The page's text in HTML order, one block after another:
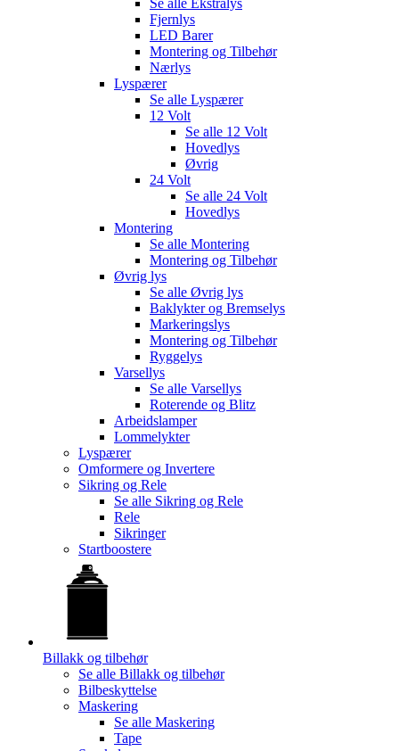
Fjernlys
LED Barer
Montering og Tilbehør
Nærlys
Lyspærer
Se alle Lyspærer
12 Volt
Se alle 12 Volt
Hovedlys
Øvrig
24 Volt
Se alle 24 Volt
Hovedlys
Montering
Se alle Montering
Montering og Tilbehør
Øvrig lys
Se alle Øvrig lys
Baklykter og Bremselys
Markeringslys
Montering og Tilbehør
Ryggelys
Varsellys
Se alle Varsellys
Roterende og Blitz
Arbeidslamper
Lommelykter
Lyspærer
Omformere og Invertere
Sikring og Rele
Se alle Sikring og Rele
Rele
Sikringer
Startboostere
Billakk og tilbehør
Se alle Billakk og tilbehør
Bilbeskyttelse
Maskering
Se alle Maskering
Tape